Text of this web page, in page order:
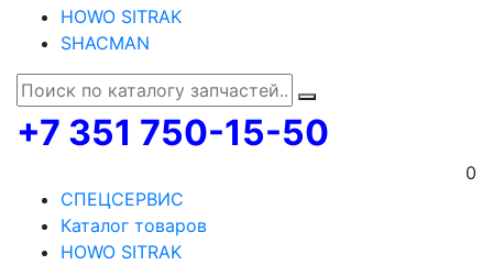
HOWO SITRAK
SHACMAN
+7 351 750-15-50
0
СПЕЦСЕРВИС
Каталог товаров
HOWO SITRAK